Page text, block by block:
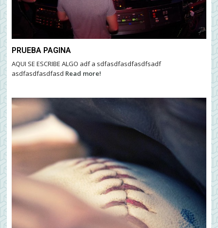
PRUEBA PAGINA
AQUI SE ESCRIBE ALGO adf a sdfasdfasdfasdfsadf
asdfasdfasdfasd Read more!